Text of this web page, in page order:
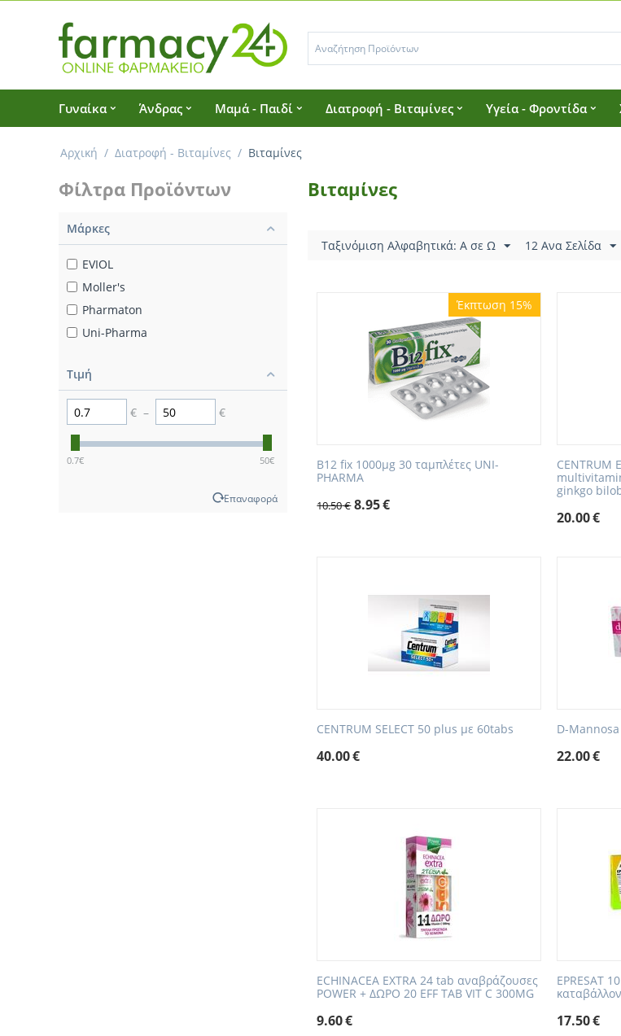
Γυναίκα Άνδρας Μαμά - Παιδί Διατροφή - Βιταμίνες Υγεία - Φροντίδα
Αρχική / Διατροφή - Βιταμίνες / Βιταμίνες
Φίλτρα Προϊόντων
Μάρκες
EVIOL
Moller's
Pharmaton
Uni-Pharma
Τιμή
€ – €
0.7€ 50€
Επαναφορά
Βιταμίνες
Ταξινόμιση Αλφαβητικά: A σε Ω 12 Ανα Σελίδα
Έκπτωση 15%
B12 fix 1000μg 30 ταμπλέτες UNI-
PHARMA
10.50€ 8.95€
CENTRUM
ginkgo
20.00€
CENTRUM SELECT 50 plus με 60tabs
40.00€
D-
22.00€
ECHINACEA EXTRA 24 tab αναβράζουσες
POWER + ΔΩΡΟ 20 EFF TAB VIT C 300MG
9.60€
EPRESAT
17.50€